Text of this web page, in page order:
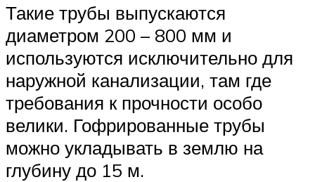
Такие трубы выпускаются
диаметром 200 – 800 мм и
используются исключительно для
наружной канализации, там где
требования к прочности особо
велики. Гофрированные трубы
можно укладывать в землю на
глубину до 15 м.